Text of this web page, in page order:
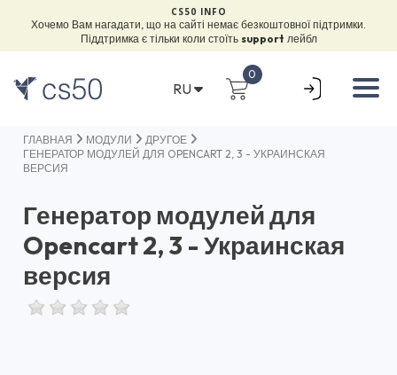
CS50 INFO
Хочемо Вам нагадати, що на сайті немає безкоштовної підтримки.
Піддтримка є тільки коли стоїть support лейбл
RU
0
ГЛАВНАЯ МОДУЛИ
ДРУГОЕ
ГЕНЕРАТОР МОДУЛЕЙ ДЛЯ OPENCART 2, 3 - УКРАИНСКАЯ
ВЕРСИЯ
Генератор модулей для
Opencart 2, 3 - Украинская
версия